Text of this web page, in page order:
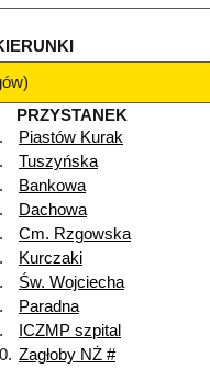
PRZYSTANEK
Piastów Kurak
Tuszyńska
Bankowa
Dachowa
Cm. Rzgowska
Kurczaki
Św. Wojciecha
Paradna
ICZMP szpital
Zagłoby NŻ #